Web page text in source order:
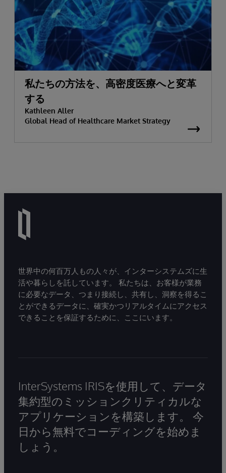
私たちの方法を、高密度医療へと変革
する
Kathleen Aller
Global Head of Healthcare Market Strategy
世界中の何百万人もの人々が、インターシステムズに生
活や暮らしを託しています。 私たちは、お客様が業務
に必要なデータ、つまり接続し、共有し、洞察を得るこ
とができるデータに、確実かつリアルタイムにアクセス
できることを保証するために、ここにいます。
InterSystems IRISを使用して、データ
集約型のミッションクリティカルな
アプリケーションを構築します。 今
日から無料でコーディングを始めま
しょう。